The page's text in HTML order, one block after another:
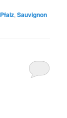
Pfalz,Sauvignon